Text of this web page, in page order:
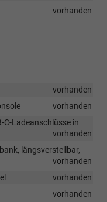
vorhanden
vorhanden
vorhanden
C-Ladeanschlüsse in
vorhanden
längsverstellbar,
vorhanden
vorhanden
vorhanden